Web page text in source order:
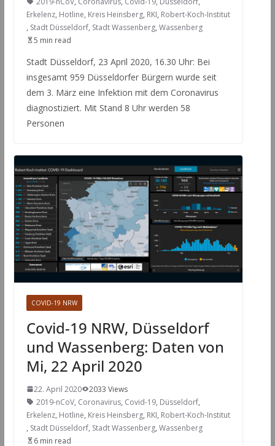
Erkelenz, Hotline, Kreis Heinsberg, RKI, Robert-Koch-Institut
, Stadt Düsseldorf, Stadt Wassenberg, Wassenberg
5 min read
Stadt Düsseldorf, 23 April 2020, 16.30 Uhr: Bei
insgesamt 959 Düsseldorfer Bürgern wurde seit
dem 3. März eine Infektion mit dem Coronavirus
diagnostiziert. Mit Stand 8 Uhr werden 58
Personen
COVID-19 NRW
Covid-19 NRW, Düsseldorf
und Wassenberg: Daten von
Mi, 22 April 2020
22. April 2020
2033 Views
2019-nCoV, Coronavirus, Covid-19, Düsseldorf,
Erkelenz, Hotline, Kreis Heinsberg, RKI, Robert-Koch-Institut
, Stadt Düsseldorf, Stadt Wassenberg, Wassenberg
6 min read